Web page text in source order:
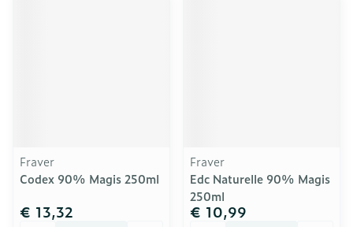
Fraver
Codex 90% Magis 250ml
€ 13,32
Fraver
Edc Naturelle 90% Magis
250ml
€ 10,99